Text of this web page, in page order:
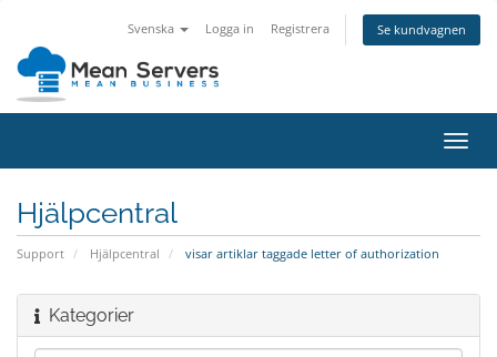
Svenska Logga in Registrera Se kundvagnen
Växla
Hjälpcentral
Support Hjälpcentral visar artiklar taggade letter of authorization
Kategorier